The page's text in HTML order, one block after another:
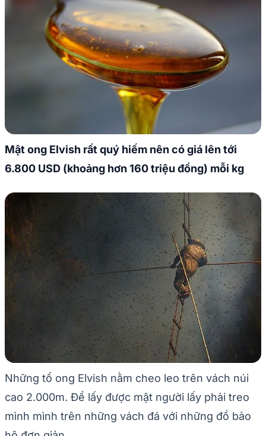
Mật ong Elvish rất quý hiếm nên có giá lên tới
6.800 USD (khoảng hơn 160 triệu đồng) mỗi kg
Những tổ ong Elvish nằm cheo leo trên vách núi
cao 2.000m. Để lấy được mật người lấy phải treo
mình mình trên những vách đá với những đồ bảo